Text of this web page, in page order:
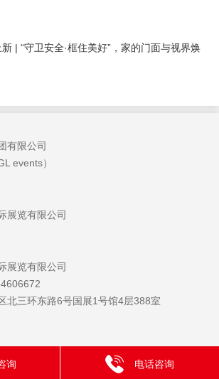
| “守卫安全·框住美好”，家的门面与视界焕
有限公司
events）
展览有限公司
展览有限公司
北三环东路6号国展1号馆4层388室
询 电话咨询